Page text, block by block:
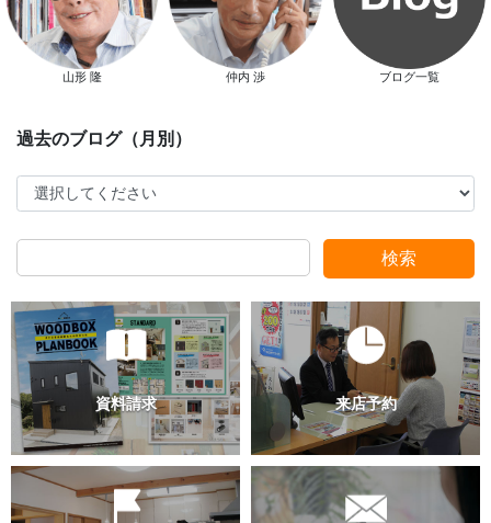
新春特別キャンペーン
スタッフ別ブログ
山形 隆 仲内 渉 ブログ一覧
検索